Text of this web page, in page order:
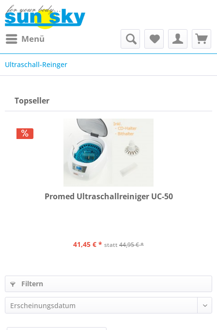
Menü
Ultraschall-Reinger
Topseller
Promed Ultraschallreiniger UC-50
41,45 € * statt 44,95 € *
Filtern